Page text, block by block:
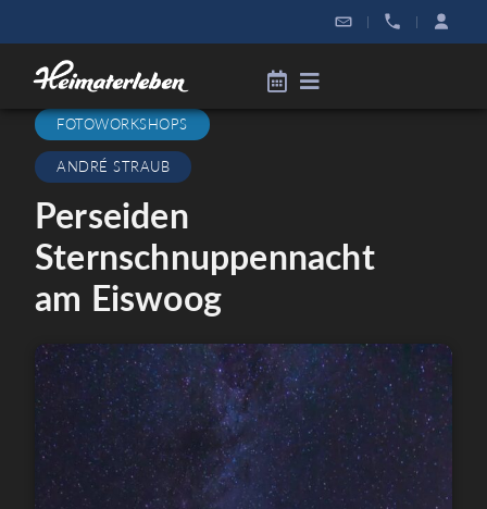
| |
FOTOWORKSHOPS
ANDRÉ STRAUB
Perseiden
Sternschnuppennacht
am Eiswoog